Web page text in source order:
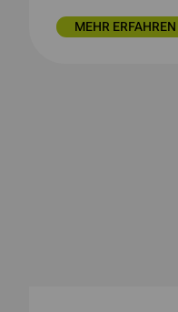
MEHR ERFAHREN